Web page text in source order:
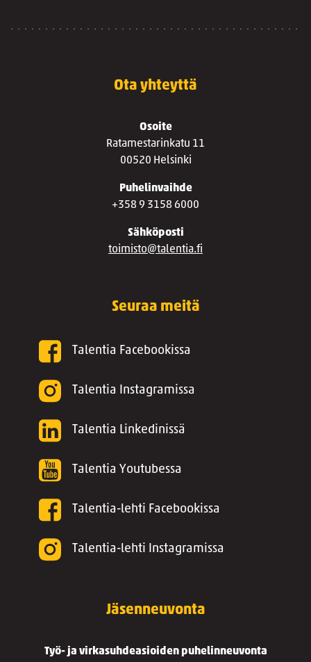
Ota yhteyttä
Osoite
Ratamestarinkatu 11
00520 Helsinki
Puhelinvaihde
+358 9 3158 6000
Sähköposti
toimisto@talentia.fi
Seuraa meitä
Talentia Facebookissa
Talentia Instagramissa
Talentia Linkedinissä
Talentia Youtubessa
Talentia-lehti Facebookissa
Talentia-lehti Instagramissa
Jäsenneuvonta
Työ- ja virkasuhdeasioiden puhelinneuvonta